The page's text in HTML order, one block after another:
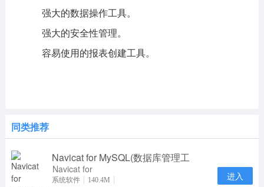
强大的数据操作工具。
强大的安全性管理。
容易使用的报表创建工具。
同类推荐
Navicat for MySQL(数据库管理工
Navicat for
MySQL15是
系统软件 140.4M 进入